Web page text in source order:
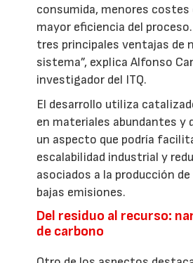
consumida, menores costes
mayor eficiencia del
tres principales ventajas de
sistema”, explica Alfonso
investigador del ITQ.
El desarrollo utiliza
en materiales abundantes y
un aspecto que podría
escalabilidad industrial y
asociados a la producción
bajas emisiones.
Del residuo al recurso:
de carbono